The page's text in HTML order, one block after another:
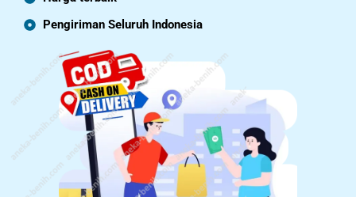
Pengiriman Seluruh Indonesia